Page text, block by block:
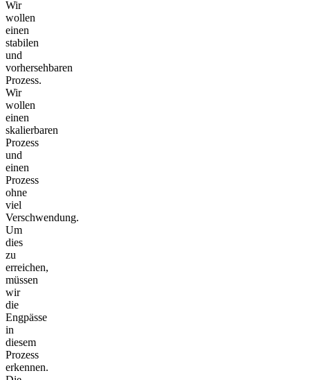
Wir
wollen
einen
stabilen
und
vorhersehbaren
Prozess.
Wir
wollen
einen
skalierbaren
Prozess
und
einen
Prozess
ohne
viel
Verschwendung.
Um
dies
zu
erreichen,
müssen
wir
die
Engpässe
in
diesem
Prozess
erkennen.